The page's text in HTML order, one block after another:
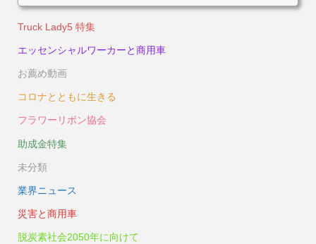
Truck Lady5 特集
エッセンシャルワーカーと商用車
お薦め動画
コロナとともに生きる
フラワーリボン協会
助成金特集
未分類
業界ニュース
災害と商用車
脱炭素社会2050年に向けて